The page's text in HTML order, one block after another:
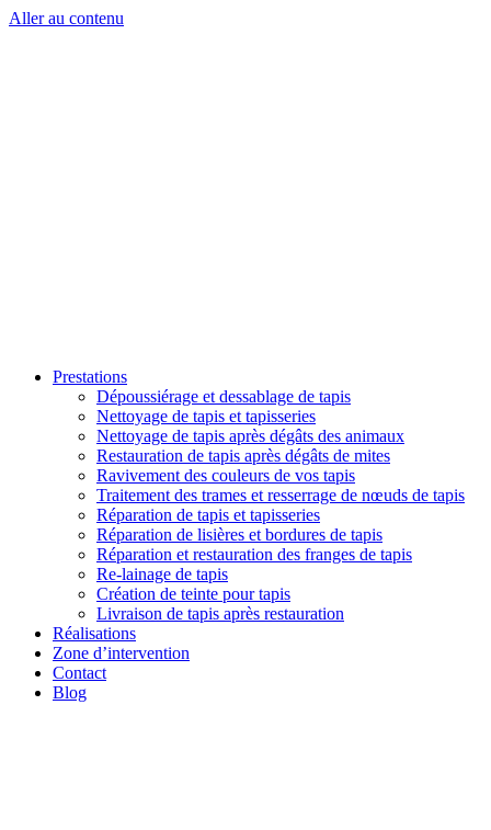
Aller au contenu
Prestations
Dépoussiérage et dessablage de tapis
Nettoyage de tapis et tapisseries
Nettoyage de tapis après dégâts des animaux
Restauration de tapis après dégâts de mites
Ravivement des couleurs de vos tapis
Traitement des trames et resserrage de nœuds de tapis
Réparation de tapis et tapisseries
Réparation de lisières et bordures de tapis
Réparation et restauration des franges de tapis
Re-lainage de tapis
Création de teinte pour tapis
Livraison de tapis après restauration
Réalisations
Zone d’intervention
Contact
Blog